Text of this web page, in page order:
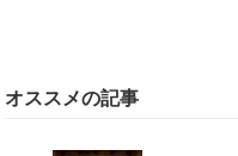
オススメの記事